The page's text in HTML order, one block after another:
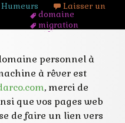
domaine
migration
référencement
site
sous-domaine
url
web
Laisser un
personnel à
à rêver est
, merci de
que vos pages web
de faire un lien vers